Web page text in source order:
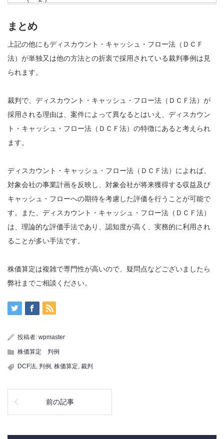
まとめ
上記の他にもディスカウント・キャッシュ・フロー法（ＤＣＦ
法）が単独又は他の方法との折衷で採用されている裁判事例は見
られます。
裁判で、ディスカウント・キャッシュ・フロー法（ＤＣＦ法）が
採用される理由は、案件によって異なるとはいえ、ディスカウン
ト・キャッシュ・フロー法（ＤＣＦ法）の特徴にあると考えられ
ます。
ディスカウント・キャッシュ・フロー法（ＤＣＦ法）によれば、
対象会社の事業計画を反映し、対象会社が将来獲得する収益及び
キャッシュ・フローへの期待を考慮した評価を行うことが可能で
す。また、ディスカウント・キャッシュ・フロー法（ＤＣＦ法）
は、理論的な評価手法であり、認知度が高く、実務的に利用され
ることが多い手法です。
株価算定は複雑で専門性が高いので、疑問点などございましたら
弊社までご相談ください。
投稿者: wpmaster
株価算定 判例
DCF法, 判例 , 株価算定, 裁判
前の記事